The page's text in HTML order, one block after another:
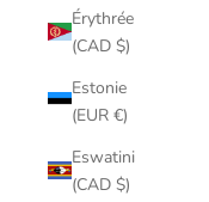
Érythrée
(CAD $)
Estonie
(EUR €)
Eswatini
(CAD $)